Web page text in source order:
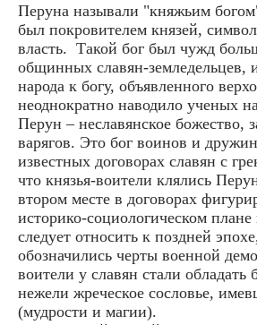
Перуна называли "княжьим
был покровителем князей,
власть. Такой бог был чужд
общинных славян-земледельцев,
народа к богу, объявленного
неоднократно наводило ученых
Перун – неславянское божество,
варягов. Это бог воинов и
известных договорах славян с
что князья-воители клялись
втором месте в договорах
историко-социологическом плане
следует относить к поздней
обозначились черты военной
воители у славян стали обладать
нежели жреческое сословье,
(мудрости и магии).